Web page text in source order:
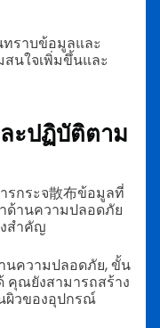
ราบข้อมูลและ
นใจเพิ่มขึ้นและ
ะปฏิบัติตาม
รกระจ散布ข้อมูลที่
านความปลอดภัย
สำคัญ
นความปลอดภัย, ขั้น
คุณยังสามารถสร้าง
ผิวของอุปกรณ์